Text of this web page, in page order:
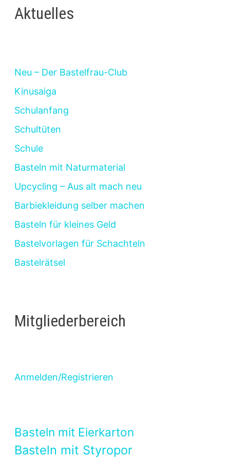
Aktuelles
Neu – Der Bastelfrau-Club
Kinusaiga
Schulanfang
Schultüten
Schule
Basteln mit Naturmaterial
Upcycling – Aus alt mach neu
Barbiekleidung selber machen
Basteln für kleines Geld
Bastelvorlagen für Schachteln
Bastelrätsel
Mitgliederbereich
Anmelden/Registrieren
Basteln mit Eierkarton
Basteln mit Styropor